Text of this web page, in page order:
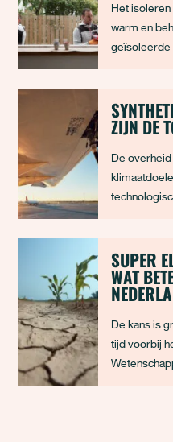
fietser
Het isoleren
warm en
geïsoleerde
een stuk
glas (Hoog
ZIJN DE
De
waterstof.
zoals
oplossing
SUPER
WAT
De kans is
tijd voorbij